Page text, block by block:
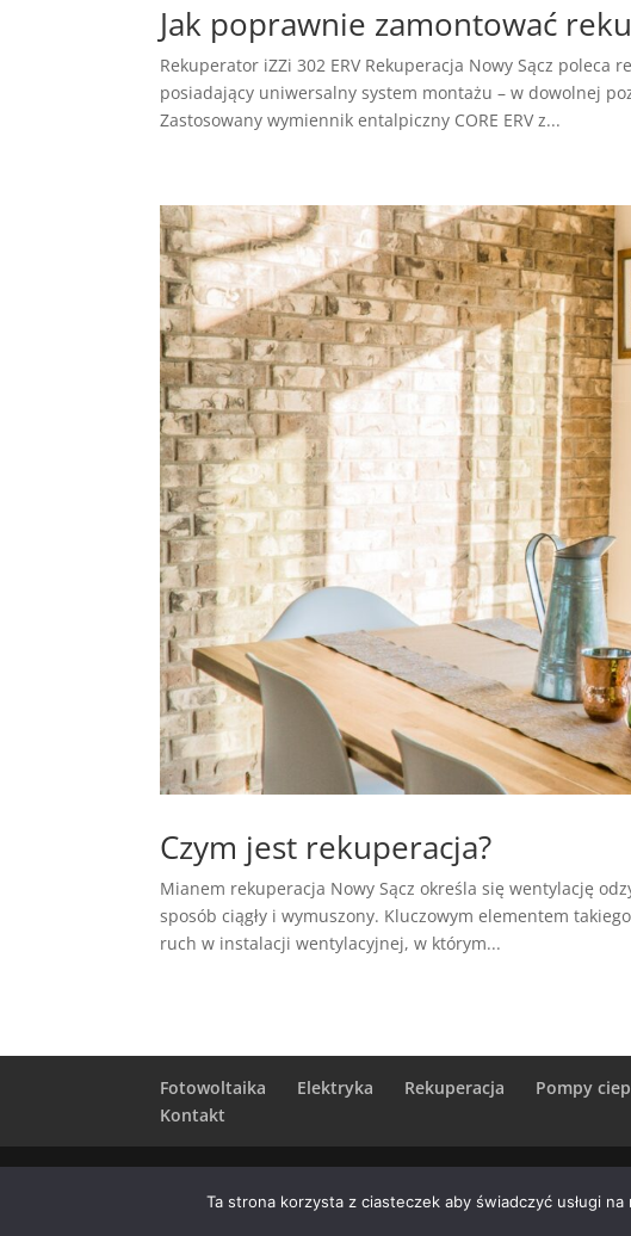
Jak poprawnie zamontować
Rekuperator iZZi 302 ERV Rekuperacja Nowy Sącz poleca
posiadający uniwersalny system montażu – w dowolnej
Zastosowany wymiennik entalpiczny CORE ERV z...
Czym jest rekuperacja?
Mianem rekuperacja Nowy Sącz określa się wentylację
sposób ciągły i wymuszony. Kluczowym elementem
ruch w instalacji wentylacyjnej, w którym...
Fotowoltaika Elektryka Rekuperacja Pompy
Kontakt
klimatyzacji/Kurs montażu klimatyzacji Kraków/
Ta strona korzysta z ciasteczek aby świadczyć usługi